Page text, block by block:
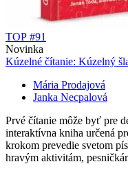
TOP #91
Novinka
Kúzelné čítanie: Kúzelný
Mária Prodajová
Janka Necpalová
Prvé čítanie môže byť pre
interaktívna kniha určená
krokom prevedie svetom
hravým aktivitám,